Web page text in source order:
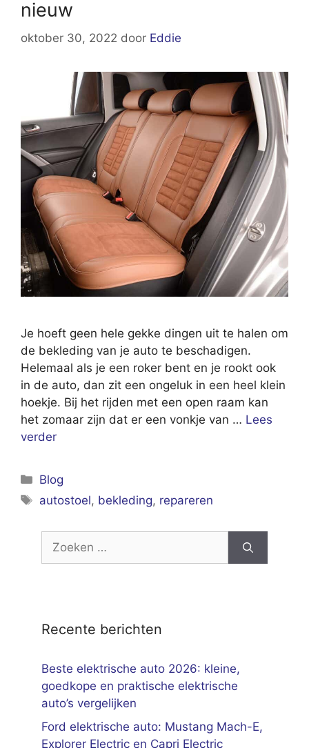
nieuw
oktober 30, 2022 door Eddie
Je hoeft geen hele gekke dingen uit te halen om
de bekleding van je auto te beschadigen.
Helemaal als je een roker bent en je rookt ook
in de auto, dan zit een ongeluk in een heel klein
hoekje. Bij het rijden met een open raam kan
het zomaar zijn dat er een vonkje van … Lees
verder
Categorieën
Blog
Tags
autostoel, bekleding, repareren
Zoek
Recente berichten
Beste elektrische auto 2026: kleine,
goedkope en praktische elektrische
auto’s vergelijken
Ford elektrische auto: Mustang Mach-E,
Explorer Electric en Capri Electric